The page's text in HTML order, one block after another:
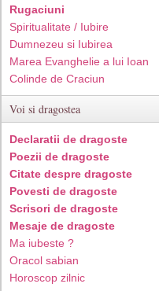
Rugaciuni
Spiritualitate / Iubire
Dumnezeu si Iubirea
Marea Evanghelie a lui Ioan
Colinde de Craciun
Voi si dragostea
Declaratii de dragoste
Poezii de dragoste
Citate despre dragoste
Povesti de dragoste
Scrisori de dragoste
Mesaje de dragoste
Ma iubeste ?
Oracol sabian
Horoscop zilnic